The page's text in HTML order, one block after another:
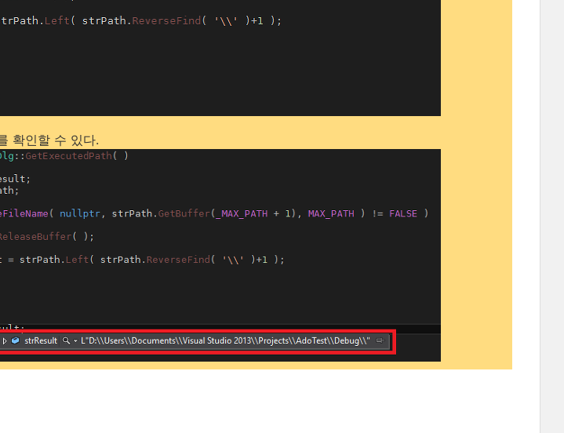
확인할 수 있다.